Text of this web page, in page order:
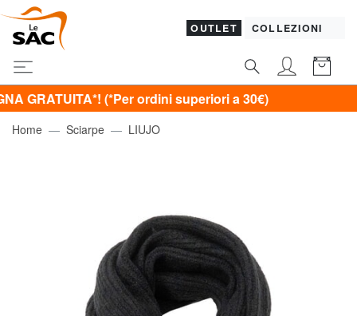
OUTLET COLLEZIONI
(*Per ordini superiori a 30€)
Home Sciarpe LIUJO